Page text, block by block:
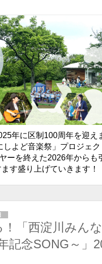
年に区制100周年を迎え
しよど音楽祭」プロジェク
ーを終えた2026年からも
す盛り上げていきます！
「西淀川みん
記念SONG～」